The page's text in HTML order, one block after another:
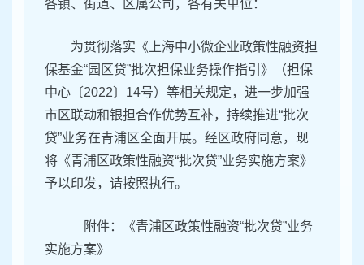
各镇、街道、区属公司，各有关单位：
为贯彻落实《上海中小微企业政策性融资担
保基金“园区贷”批次担保业务操作指引》（担保
中心〔2022〕14号）等相关规定，进一步加强
市区联动和银担合作优势互补，持续推进“批次
贷”业务在青浦区全面开展。经区政府同意，现
将《青浦区政策性融资“批次贷”业务实施方案》
予以印发，请按照执行。
附件：《青浦区政策性融资“批次贷”业务
实施方案》